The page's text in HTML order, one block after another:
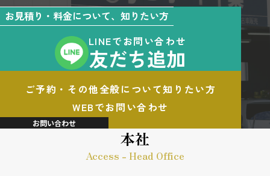
お見積り・料金について、知りたい方
LINEでお問い合わせ
友だち追加
ご予約・その他全般について知りたい方
WEBでお問い合わせ
お問い合わせ
本社
Access - Head Office